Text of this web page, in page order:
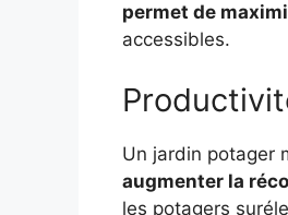
permet de
accessibles.
Un jardin potager
augmenter la
les potagers